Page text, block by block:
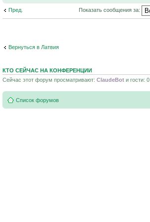
Пред. Показать сообщения за:
Вернуться в Латвия
КТО СЕЙЧАС НА КОНФЕРЕНЦИИ
Сейчас этот форум просматривают: ClaudeBot и гости: 0
Список форумов